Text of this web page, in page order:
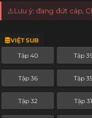
⚠️Lưu ý: đang đứt cáp,
VIỆT SUB
Tập 40 Tập
Tập 36 Tập
Tập 32 Tập 31